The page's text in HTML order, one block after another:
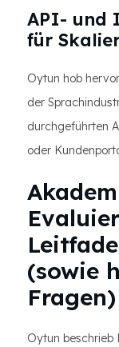
API- und
für
Oytun hob
der
durchgeführten
oder
(sowie
Fragen)
Oytun beschrieb